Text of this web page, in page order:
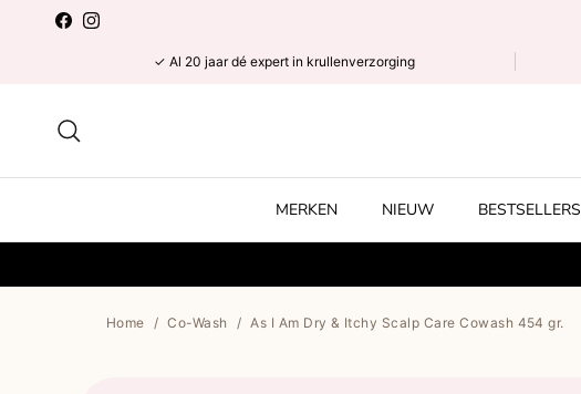
Ga naar inhoud
FacebookInstagram
✓ Al 20 jaar dé expert in krullenverzorging
MERKEN NIEUW BESTSELLERS
Home / Co-Wash / As I Am Dry & Itchy Scalp Care Cowash 454 gr.